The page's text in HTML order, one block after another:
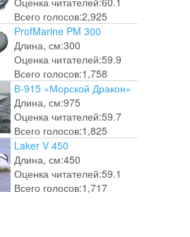
Всего голосов:2,925
ProfMarine PM 300
Длина, см:300
Оценка читателей:59.9
Всего голосов:1,758
В-915 «Морской Дракон»
Длина, см:975
Оценка читателей:59.7
Всего голосов:1,825
Laker V 450
Длина, см:450
Оценка читателей:59.1
Всего голосов:1,717